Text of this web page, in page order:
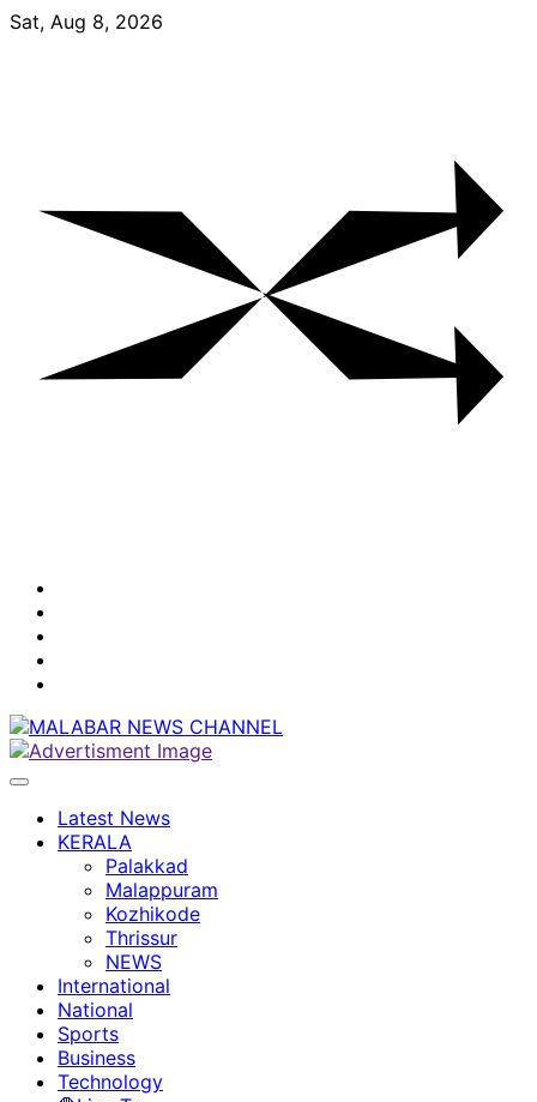
Skip
Sat, Aug 8, 2026
Latest News
KERALA
Palakkad
Malappuram
Kozhikode
Thrissur
NEWS
International
National
Sports
Business
Technology